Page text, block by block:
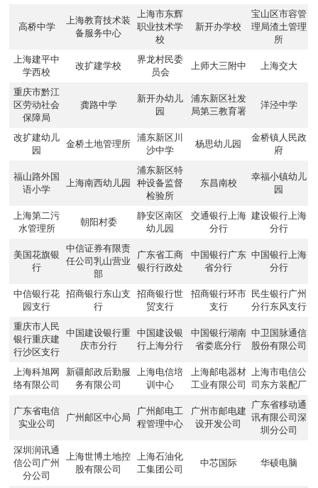
高桥中学
上海教育技术装
备服务中心
上海市东辉
职业技术学
校
新开办学校
宝山区市容管
理局渣土管理
所
上海建平中
学西校
改扩建学校
界龙村民委
员会
上师大三附中 上海交大
重庆市黔江
区劳动社会
保障局
龚路中学
新开办幼儿
园
浦东新区社发
局第三教育署
洋泾中学
改扩建幼儿
园
金桥土地管理所
浦东新区川
沙中学
杨思幼儿园
金桥镇人民政
府
福山路外国
语小学
上海南西幼儿园
浦东新区特
种设备监督
检验所
东昌南校
幸福小镇幼儿
园
上海第二污
水管理所
朝阳村委
静安区南区
幼儿园
交通银行上海
分行
建设银行上海
分行
美国花旗银
行
中信证券有限责
任公司乳山营业
部
广东省工商
银行行政处
中国银行广东
省分行
中国银行上海
分行
中信银行花
园支行
招商银行东山支
行
招商银行世
贸支行
招商银行环市
支行
民生银行广州
分行东风支行
重庆市人民
银行重庆建
行沙区支行
中国建设银行重
庆市分行
中国建设银
行上海分行
中国银行湖南
省娄底分行
中卫国脉通信
股份有限公司
上海科旭网
络有限公司
新疆邮政后勤服
务有限公司
上海电信培
训中心
上海邮电器材
工业有限公司
上海市电信公
司东方装配厂
广东省电信
实业公司
广州邮区中心局
广州邮电工
程管理中心
广州市邮电建
设开发公司
广东省移动通
讯有限公司深
圳分公司
深圳润讯通
信公司广州
分公司
上海世博土地控
股有限公司
上海石油化
工集团公司
中芯国际 华硕电脑